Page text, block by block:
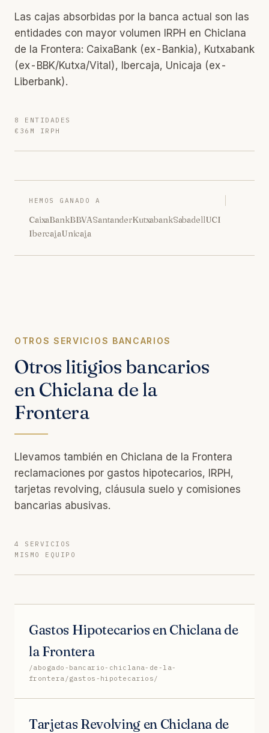
Las cajas absorbidas por la banca actual son las
entidades con mayor volumen IRPH en Chiclana
de la Frontera: CaixaBank (ex-Bankia), Kutxabank
(ex-BBK/Kutxa/Vital), Ibercaja, Unicaja (ex-
Liberbank).
8 ENTIDADES
€36M IRPH
HEMOS GANADO A
CaixaBankBBVASantanderKutxabankSabadellUCI
IbercajaUnicaja
OTROS SERVICIOS BANCARIOS
Otros litigios bancarios
en Chiclana de la
Frontera
Llevamos también en Chiclana de la Frontera
reclamaciones por gastos hipotecarios, IRPH,
tarjetas revolving, cláusula suelo y comisiones
bancarias abusivas.
4 SERVICIOS
MISMO EQUIPO
Gastos Hipotecarios en Chiclana de
la Frontera
/abogado-bancario-chiclana-de-la-
frontera/gastos-hipotecarios/
Tarjetas Revolving en Chiclana de